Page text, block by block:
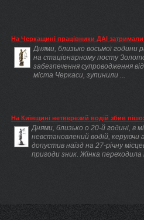
На Черкащині працівники ДАІ
Днями, близько восьмої години
на стаціонарному посту
забезпечення супроводження
міста Черкаси, зупинили ...
На Київщині нетверезий водій збив
Днями, близько о 20-й годині, в
невстановлений водій,
допустив наїзд на 27-річну
пригоди зник. Жінка переходила